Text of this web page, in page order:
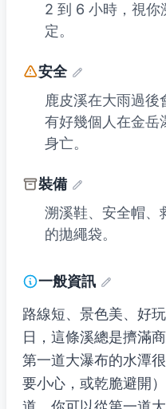
2 到 6 小時，視你
定。
安全
鹿皮溪在大雨過後
有好幾個人在金岳
身亡。
裝備
溯溪鞋、安全帽、
的拋繩袋。
一般資訊
路線短、景色美、好
日，這條溪總是擠滿
第一道大瀑布的水潭
要小心，或乾脆避開